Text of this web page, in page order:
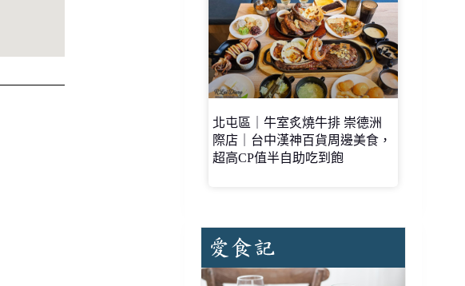
北屯區｜牛室炙燒牛排 崇德洲
際店｜台中漢神百貨周邊美食，
超高CP值半自助吃到飽